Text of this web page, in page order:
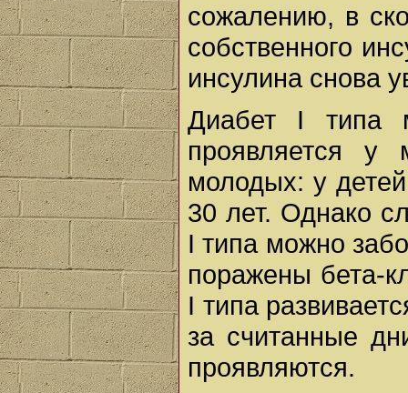
сожалению, в
собственного
инсулина снова
Диабет I типа
проявляется у
молодых: у
30 лет. Однако
I типа можно
поражены бета-
I типа
за считанные
проявляются.